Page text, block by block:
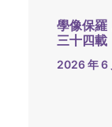
學像保羅
三十四
2026 年 6